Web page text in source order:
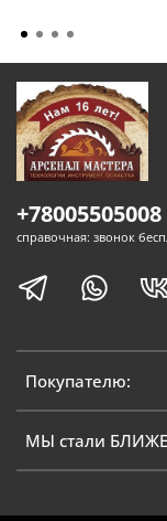
Покупателю:
МЫ стали
+78005505008
справочная: звонок